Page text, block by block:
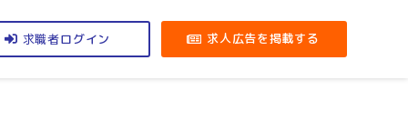
求職者ログイン 求人広告を掲載する